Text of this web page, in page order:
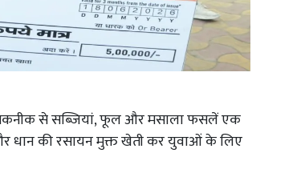
तकनीक से सब्जियां, फूल और मसाला फसलें एक
धान की रसायन मुक्त खेती कर युवाओं के लिए